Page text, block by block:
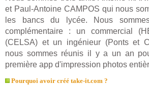
et Paul-Antoine CAMPOS qui nous
les bancs du lycée. Nous
complémentaire : un commercial
(CELSA) et un ingénieur (Ponts et
nous sommes réunis il y a un an
première app d'impression photos
Pourquoi avoir créé take-it.com ?